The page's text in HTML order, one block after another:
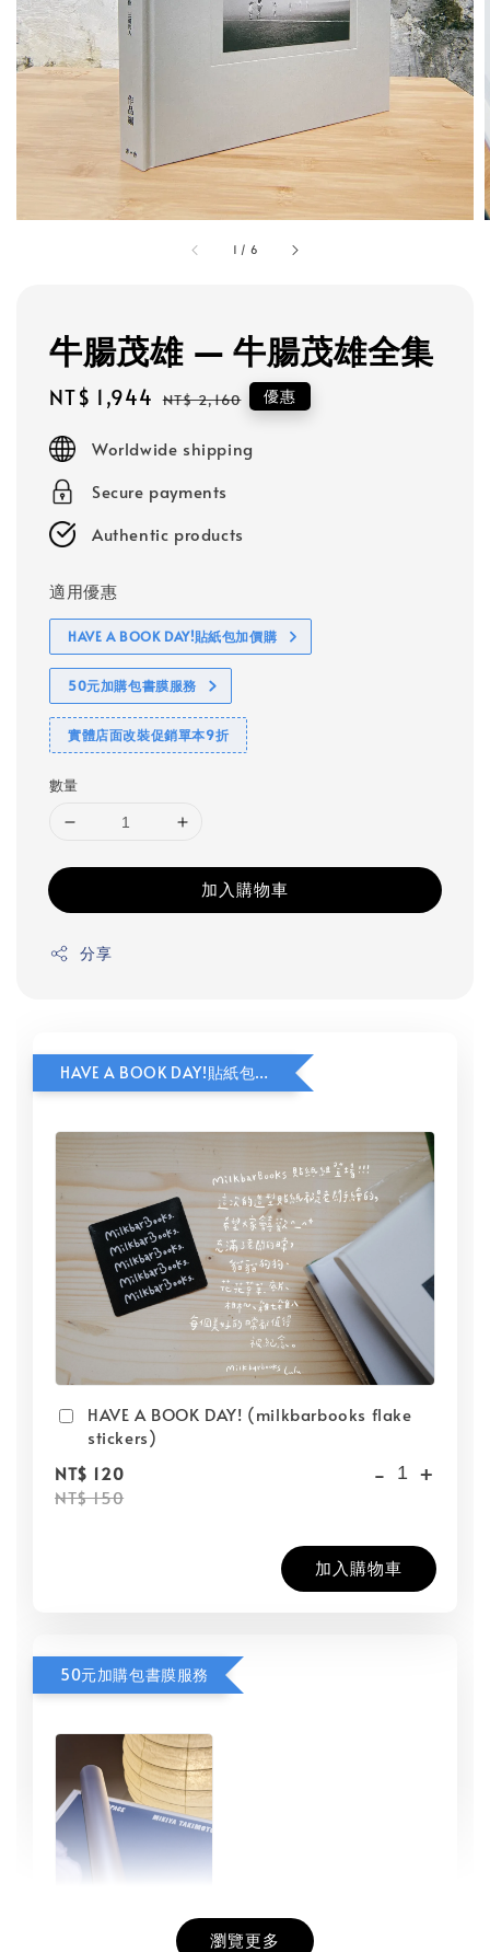
1 / 6
牛腸茂雄 — 牛腸茂雄全集
Sale
NT$ 1,944 Regular
NT$ 2,160 優惠
Worldwide shipping
Secure payments
Authentic products
適用優惠
HAVE A BOOK DAY!貼紙包加價購
50元加購包書膜服務
實體店面改裝促銷單本9折
數量
加入購物車
分享
HAVE A BOOK DAY!貼紙包加價購
HAVE A BOOK DAY! (milkbarbooks flake
stickers)
NT$ 120
NT$ 150
- +
加入購物車
50元加購包書膜服務
瀏覽更多